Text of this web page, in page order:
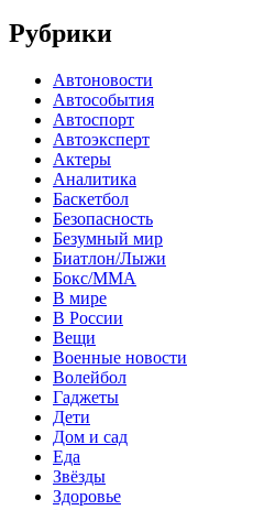
Рубрики
Автоновости
Автособытия
Автоспорт
Автоэксперт
Актеры
Аналитика
Баскетбол
Безопасность
Безумный мир
Биатлон/Лыжи
Бокс/MMA
В мире
В России
Вещи
Военные новости
Волейбол
Гаджеты
Дети
Дом и сад
Еда
Звёзды
Здоровье